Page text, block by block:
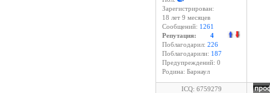
Зарегистрирован:
18 лет 9 месяцев
Сообщений: 1261
Репутация: 4
Поблагодарил: 226
Поблагодарили: 187
Предупреждений: 0
Родина: Барнаул
ICQ: 6759279